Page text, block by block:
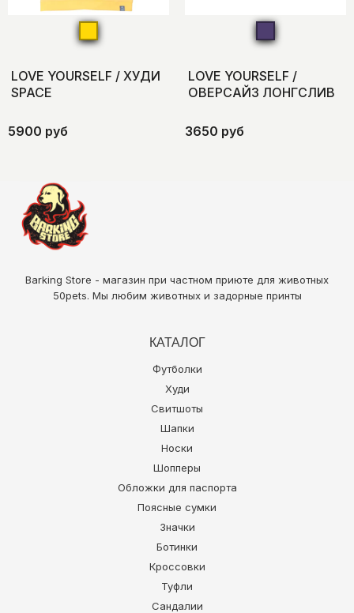
LOVE YOURSELF / ХУДИ
SPACE
5900 руб
LOVE YOURSELF /
ОВЕРСАЙЗ ЛОНГСЛИВ
3650 руб
Barking Store - магазин при частном приюте для животных
50pets. Мы любим животных и задорные принты
КАТАЛОГ
Футболки
Худи
Свитшоты
Шапки
Носки
Шопперы
Обложки для паспорта
Поясные сумки
Значки
Ботинки
Кроссовки
Туфли
Сандалии